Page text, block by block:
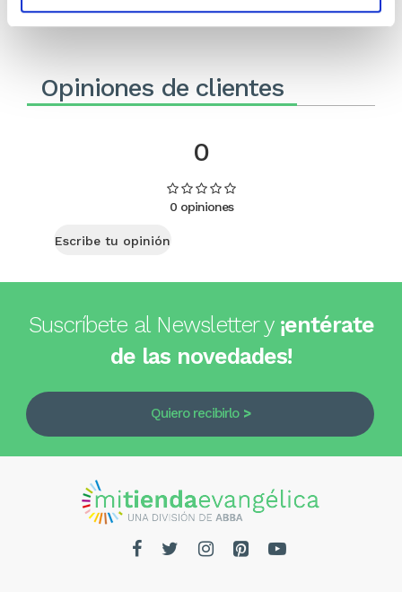
Opiniones de clientes
0
0 opiniones
Escribe tu opinión
Suscríbete al Newsletter y ¡entérate
de las novedades!
Quiero recibirlo